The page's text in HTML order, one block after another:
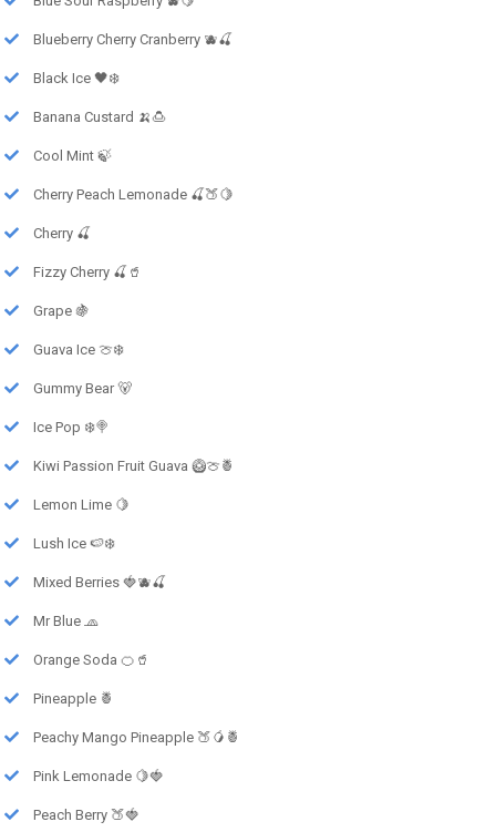
Blueberry Cherry Cranberry 🫐🍒
Black Ice 🖤❄️
Banana Custard 🍌🍮
Cool Mint 🍃
Cherry Peach Lemonade 🍒🍑🍋
Cherry 🍒
Fizzy Cherry 🍒🥤
Grape 🍇
Guava Ice 🍈❄️
Gummy Bear 🐻
Ice Pop ❄️🍭
Kiwi Passion Fruit Guava 🥝🍈🍍
Lemon Lime 🍋
Lush Ice 🍉❄️
Mixed Berries 🍓🫐🍒
Mr Blue 🧢
Orange Soda 🍊🥤
Pineapple 🍍
Peachy Mango Pineapple 🍑🥭🍍
Pink Lemonade 🍋🍓
Peach Berry 🍑🍓